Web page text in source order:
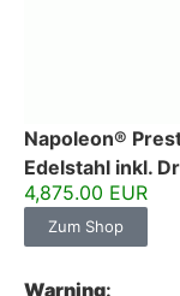
Napoleon®
Edelstahl inkl.
4,875.00 EUR
Zum Shop
Warning: